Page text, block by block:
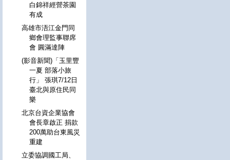
白錦祥經營茶園
有成
高雄市浯江金門同
鄉會理監事聯席
會 圓滿達陣
(影音新聞)「玉里豐
一夏 部落小旅
行」 張琪7/12日
臺北與原住民同
樂
北京台資企業協會
會長章啟正 捐款
200萬助台東風災
重建
立委協調國工局、